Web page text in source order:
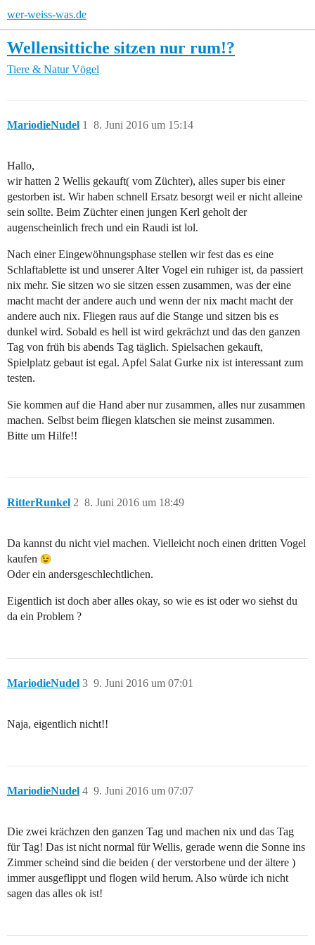
wer-weiss-was.de
Wellensittiche sitzen nur rum!?
Tiere & Natur Vögel
MariodieNudel 8. Juni 2016 um 15:14
1
Hallo,
wir hatten 2 Wellis gekauft( vom Züchter), alles super bis einer
gestorben ist. Wir haben schnell Ersatz besorgt weil er nicht alleine
sein sollte. Beim Züchter einen jungen Kerl geholt der
augenscheinlich frech und ein Raudi ist lol.
Nach einer Eingewöhnungsphase stellen wir fest das es eine
Schlaftablette ist und unserer Alter Vogel ein ruhiger ist, da passiert
nix mehr. Sie sitzen wo sie sitzen essen zusammen, was der eine
macht macht der andere auch und wenn der nix macht macht der
andere auch nix. Fliegen raus auf die Stange und sitzen bis es
dunkel wird. Sobald es hell ist wird gekrächzt und das den ganzen
Tag von früh bis abends Tag täglich. Spielsachen gekauft,
Spielplatz gebaut ist egal. Apfel Salat Gurke nix ist interessant zum
testen.
Sie kommen auf die Hand aber nur zusammen, alles nur zusammen
machen. Selbst beim fliegen klatschen sie meinst zusammen.
Bitte um Hilfe!!
RitterRunkel 8. Juni 2016 um 18:49
2
Da kannst du nicht viel machen. Vielleicht noch einen dritten Vogel
kaufen
Oder ein andersgeschlechtlichen.
Eigentlich ist doch aber alles okay, so wie es ist oder wo siehst du
da ein Problem ?
MariodieNudel 9. Juni 2016 um 07:01
3
Naja, eigentlich nicht!!
MariodieNudel 9. Juni 2016 um 07:07
4
Die zwei krächzen den ganzen Tag und machen nix und das Tag
für Tag! Das ist nicht normal für Wellis, gerade wenn die Sonne ins
Zimmer scheind sind die beiden ( der verstorbene und der ältere )
immer ausgeflippt und flogen wild herum. Also würde ich nicht
sagen das alles ok ist!